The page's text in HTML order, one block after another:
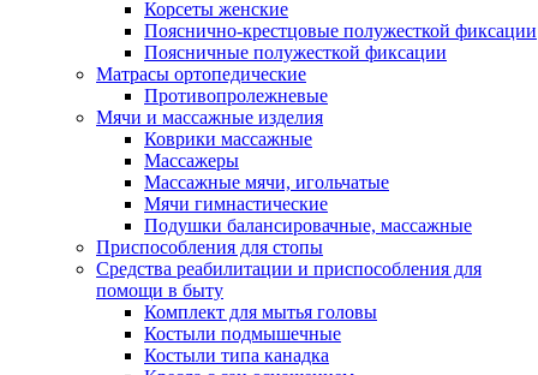
Корсеты женские
Пояснично-крестцовые полужесткой фиксации
Поясничные полужесткой фиксации
Матрасы ортопедические
Противопролежневые
Мячи и массажные изделия
Коврики массажные
Массажеры
Массажные мячи, игольчатые
Мячи гимнастические
Подушки балансировачные, массажные
Приспособления для стопы
Средства реабилитации и приспособления для
помощи в быту
Комплект для мытья головы
Костыли подмышечные
Костыли типа канадка